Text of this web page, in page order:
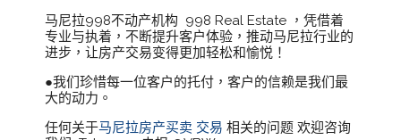
马尼拉998不动产机构 998 Real Estate ，凭借着
专业与执着，不断提升客户体验，推动马尼拉行业的
进步，让房产交易变得更加轻松和愉悦！
●我们珍惜每一位客户的托付，客户的信赖是我们最
大的动力。
任何关于马尼拉房产买卖 交易相关的问题 欢迎咨询